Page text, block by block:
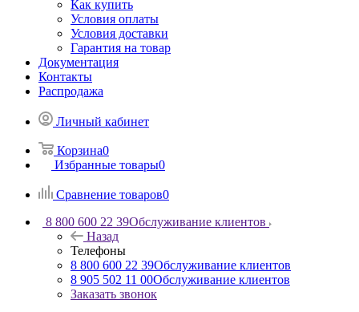
Как купить
Условия оплаты
Условия доставки
Гарантия на товар
Документация
Контакты
Распродажа
Личный кабинет
Корзина0
Избранные товары0
Сравнение товаров0
8 800 600 22 39Обслуживание клиентов
Назад
Телефоны
8 800 600 22 39Обслуживание клиентов
8 905 502 11 00Обслуживание клиентов
Заказать звонок